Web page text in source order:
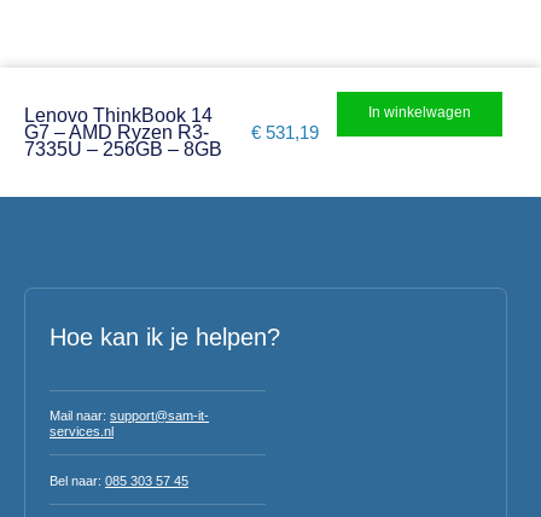
Lenovo ThinkBook 14
G7 – AMD Ryzen R3-
7335U – 256GB – 8GB
€ 531,19
In winkelwagen
Hoe kan ik je helpen?
Mail naar: support@sam-it-
services.nl
Bel naar: 085 303 57 45